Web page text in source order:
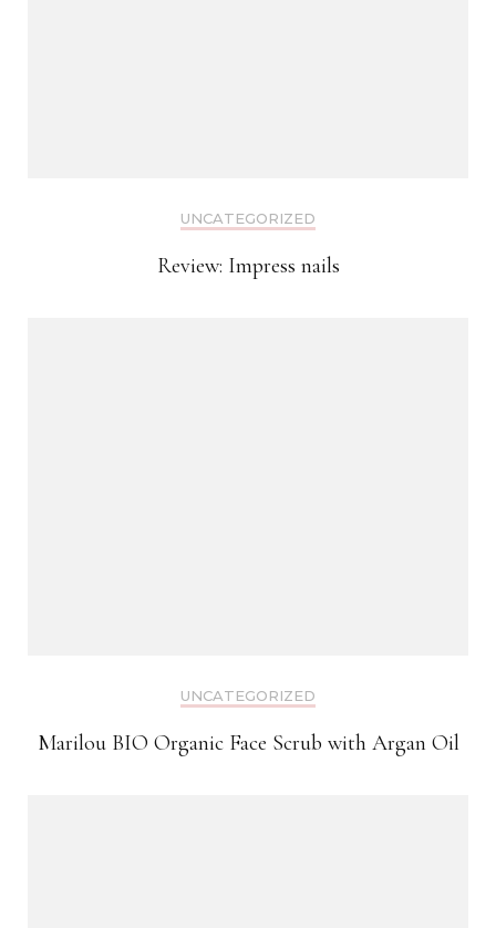
UNCATEGORIZED
Review: Impress nails
UNCATEGORIZED
Marilou BIO Organic Face Scrub with Argan Oil